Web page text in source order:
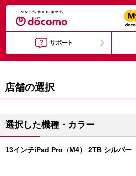
サポート
店舗の選択
選択した機種・カラー
13インチiPad Pro（M4） 2TB シルバー